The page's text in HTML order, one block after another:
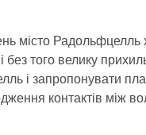
місто Радольфцелль
без того велику
і запропонувати
контактів між